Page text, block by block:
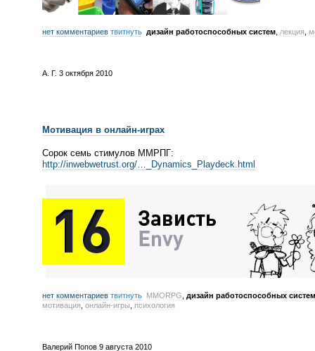
нет комментариев твитнуть дизайн работоспособных систем лекция
А. Г. 3 октября 2010
Мотивация в онлайн-играх
Сорок семь стимулов ММРПГ:
http://inwebwetrust.org/…_Dynamics_Playdeck.html
нет комментариев твитнуть MMORPG
дизайн работоспособных систем
мотивация онлайн-игры психология
Валерий Попов 9 августа 2010